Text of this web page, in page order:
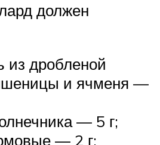
должен
из дробленой
и ячменя —
— 5 г;
— 2 г;